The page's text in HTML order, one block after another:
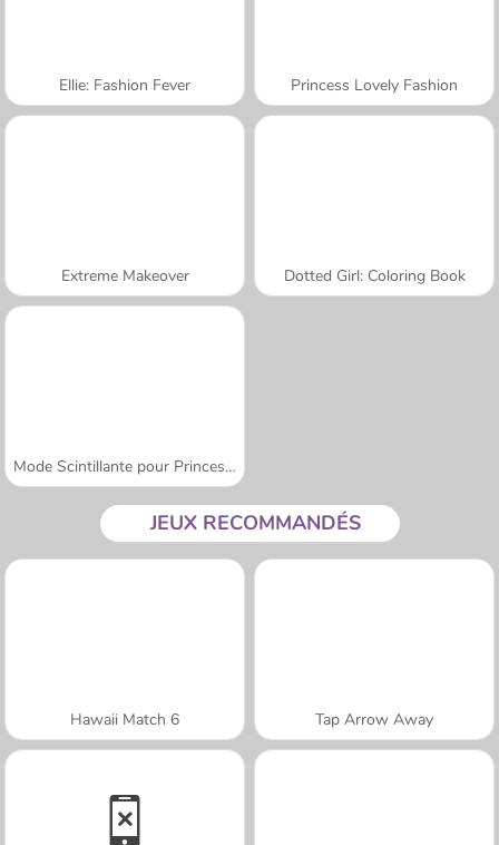
Ellie: Fashion Fever Princess Lovely Fashion
Extreme Makeover Dotted Girl: Coloring Book
Mode Scintillante pour Princesses
JEUX RECOMMANDÉS
Hawaii Match 6 Tap Arrow Away